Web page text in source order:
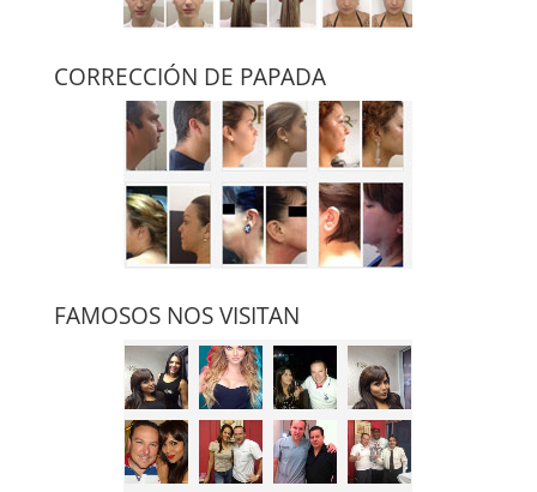
CORRECCIÓN DE PAPADA
FAMOSOS NOS VISITAN